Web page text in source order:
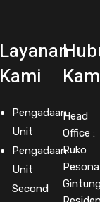
Layanan
Kami
Pengadaan
Unit
Pengadaan
Unit
Second
Head
Office :
Ruko
Pesona